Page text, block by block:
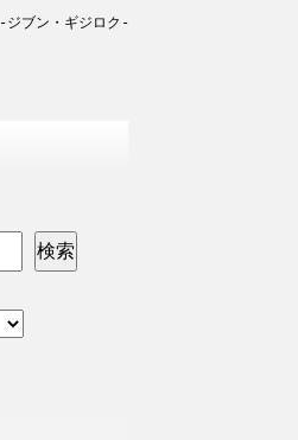
-ジブン・ギジロク-
検索